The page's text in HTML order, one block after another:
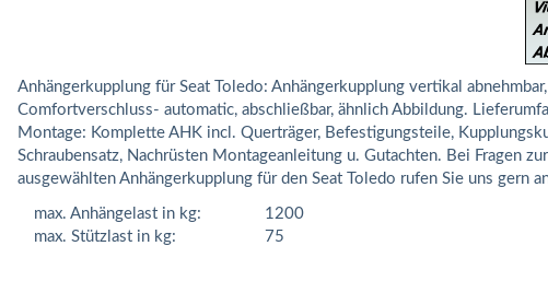
Anhängerkupplung für Seat Toledo: Anhängerkupplung vertikal abnehmbar,
Comfortverschluss- automatic, abschließbar, ähnlich Abbildung.
Montage: Komplette AHK incl. Querträger, Befestigungsteile,
Schraubensatz, Nachrüsten Montageanleitung u. Gutachten. Bei Fragen zur
ausgewählten Anhängerkupplung für den Seat Toledo rufen Sie uns gern
max. Anhängelast in kg:
1200
max. Stützlast in kg:
75